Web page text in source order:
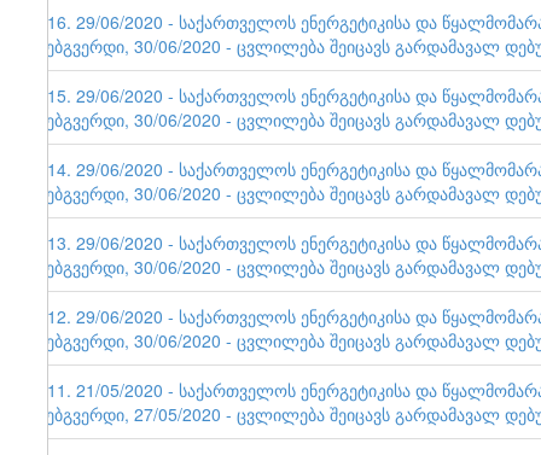
116. 29/06/2020 - საქართველოს ენერგეტიკისა და
ვებგვერდი, 30/06/2020 - ცვლილება შეიცავს გარდამავალ
115. 29/06/2020 - საქართველოს ენერგეტიკისა და
ვებგვერდი, 30/06/2020 - ცვლილება შეიცავს გარდამავალ
114. 29/06/2020 - საქართველოს ენერგეტიკისა და
ვებგვერდი, 30/06/2020 - ცვლილება შეიცავს გარდამავალ
113. 29/06/2020 - საქართველოს ენერგეტიკისა და
ვებგვერდი, 30/06/2020 - ცვლილება შეიცავს გარდამავალ
112. 29/06/2020 - საქართველოს ენერგეტიკისა და
ვებგვერდი, 30/06/2020 - ცვლილება შეიცავს გარდამავალ
111. 21/05/2020 - საქართველოს ენერგეტიკისა და
ვებგვერდი, 27/05/2020 - ცვლილება შეიცავს გარდამავალ